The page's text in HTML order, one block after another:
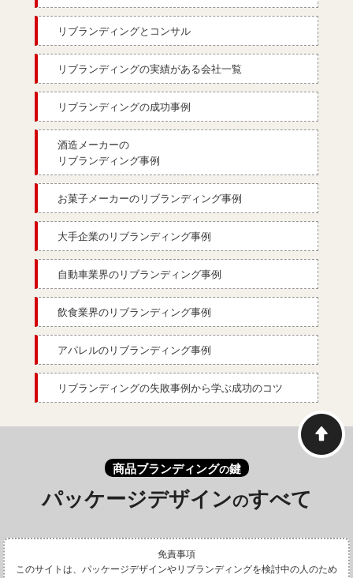
リブランディングとコンサル
リブランディングの実績がある会社一覧
リブランディングの成功事例
酒造メーカーの
リブランディング事例
お菓子メーカーのリブランディング事例
大手企業のリブランディング事例
自動車業界のリブランディング事例
飲食業界のリブランディング事例
アパレルのリブランディング事例
リブランディングの失敗事例から学ぶ成功のコツ
商品ブランディングの鍵
パッケージデザインのすべて
免責事項
このサイトは、パッケージデザインやリブランディングを検討中の人のため